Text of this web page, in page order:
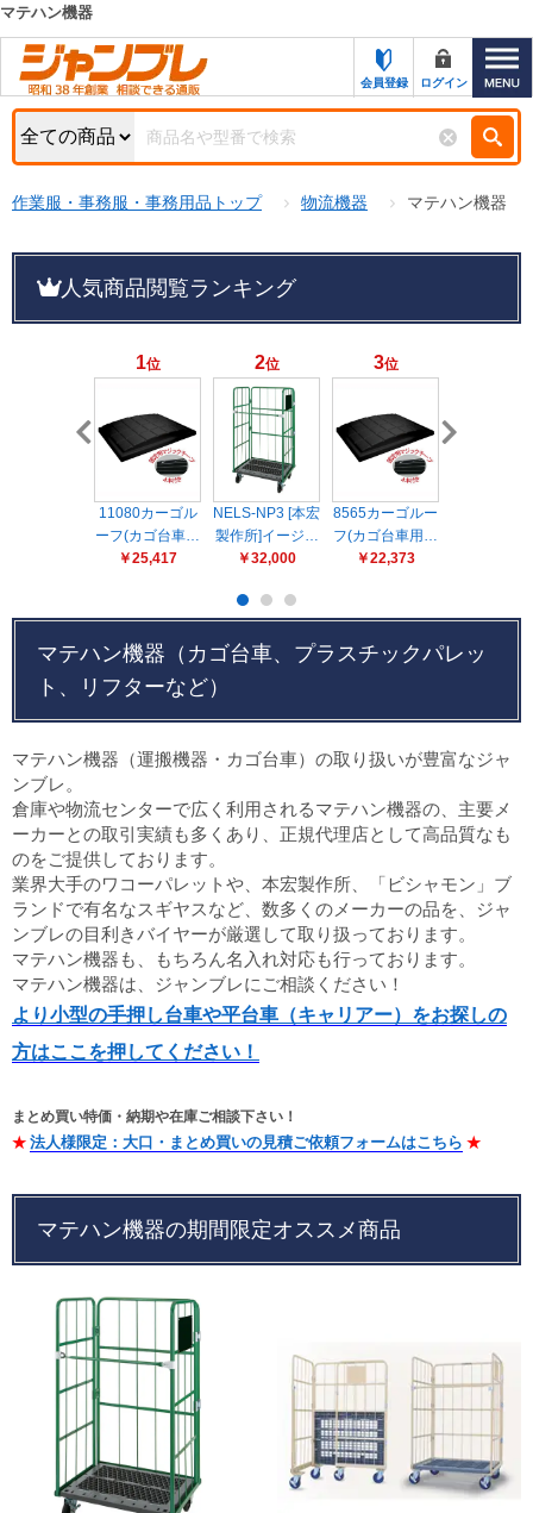
カテゴリー一覧
お知らせ
特集・キャンペーン一覧
初めての方へ
お問い合わせ
FAX注文用紙の印刷
ジャンブレの特長
新規登録キャンペーン
名入れ刺繍
カタログ請求（無料）
試着サンプル無料貸し出し
デジタルカタログ
クイックオーダー
（注文番号からご注文）
ログアウト
Myページ
キーワード検索
キャンペーン
NEW
販売終了
円まで
マテハン機器
会員登録 ログイン
作業服・事務服・事務用品トップ 物流機器 マテハン機器
人気商品閲覧ランキング
1位
11080カーゴル
ーフ(カゴ台車…
￥25,417
2位
NELS-NP3 [本宏
製作所]イージ…
￥32,000
3位
8565カーゴルー
フ(カゴ台車用…
￥22,373
マテハン機器（カゴ台車、プラスチックパレッ
ト、リフターなど）
マテハン機器（運搬機器・カゴ台車）の取り扱いが豊富なジャ
ンブレ。
倉庫や物流センターで広く利用されるマテハン機器の、主要メ
ーカーとの取引実績も多くあり、正規代理店として高品質なも
のをご提供しております。
業界大手のワコーパレットや、本宏製作所、「ビシャモン」ブ
ランドで有名なスギヤスなど、数多くのメーカーの品を、ジャ
ンブレの目利きバイヤーが厳選して取り扱っております。
マテハン機器も、もちろん名入れ対応も行っております。
マテハン機器は、ジャンブレにご相談ください！
より小型の手押し台車や平台車（キャリアー）をお探しの
方はここを押してください！
まとめ買い特価・納期や在庫ご相談下さい！
法人様限定：大口・まとめ買いの見積ご依頼フォームはこちら
マテハン機器の期間限定オススメ商品